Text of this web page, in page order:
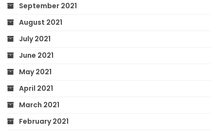
September 2021
August 2021
July 2021
June 2021
May 2021
April 2021
March 2021
February 2021